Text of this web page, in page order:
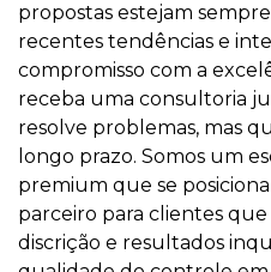
propostas estejam
recentes tendências e
compromisso com a
receba uma consultoria
resolve problemas, mas
longo prazo. Somos um
premium que se
parceiro para clientes
discrição e resultados